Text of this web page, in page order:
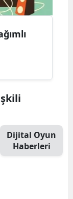
Dijital Oyun
Haberleri